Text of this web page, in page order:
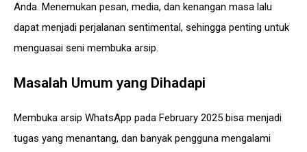
Anda. Menemukan pesan, media, dan kenangan masa lalu
dapat menjadi perjalanan sentimental, sehingga penting untuk
menguasai seni membuka arsip.
Masalah Umum yang Dihadapi
Membuka arsip WhatsApp pada February 2025 bisa menjadi
tugas yang menantang, dan banyak pengguna mengalami